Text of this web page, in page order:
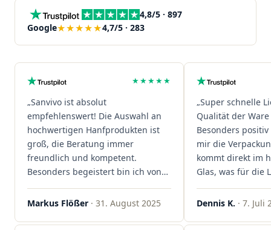
4,8/5 · 897
Google★★★★★4,7/5 · 283
★★★★★
„Sanvivo ist absolut
empfehlenswert! Die Auswahl an
hochwertigen Hanfprodukten ist
groß, die Beratung immer
freundlich und kompetent.
Besonders begeistert bin ich von
der schnellen Rezeptannahme –
alles läuft unkompliziert und
sind extrem zügig, was mir jedes
Markus Flößer · 31. August 2025
„Super schnelle
Qualität der
Besonders
mir die
kommt direkt im
Glas, was für die
ist. Ich bestelle
wieder!"
Dennis K. · 7. Juli